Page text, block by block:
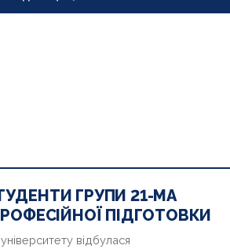
ГРУПИ 21-МА
ПІДГОТОВКИ
відбулася